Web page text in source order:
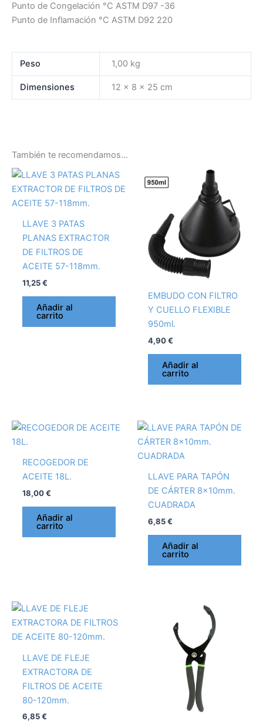
Punto de Congelación °C ASTM D97 -36
Punto de Inflamación °C ASTM D92 220
Peso 1,00 kg
Dimensiones 12 × 8 × 25 cm
También te recomendamos…
LLAVE 3 PATAS
PLANAS EXTRACTOR
DE FILTROS DE
ACEITE 57-118mm.
11,25€
Añadir al
carrito
EMBUDO CON FILTRO
Y CUELLO FLEXIBLE
950ml.
4,90€
Añadir al
carrito
RECOGEDOR DE
ACEITE 18L.
18,00€
Añadir al
carrito
LLAVE PARA TAPÓN
DE CÁRTER 8x10mm.
CUADRADA
6,85€
Añadir al
carrito
LLAVE DE FLEJE
EXTRACTORA DE
FILTROS DE ACEITE
80-120mm.
6,85€